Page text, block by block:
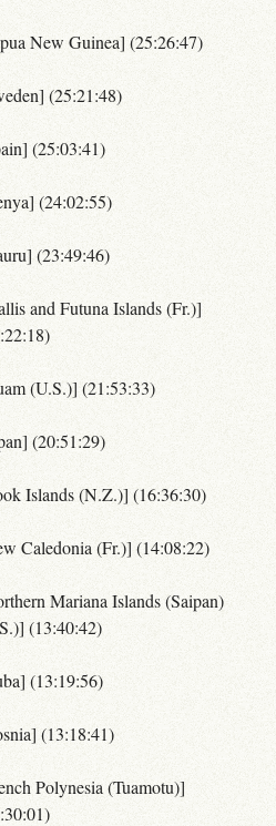
New Guinea] (25:26:47)
(25:21:48)
(25:03:41)
(24:02:55)
(23:49:46)
and Futuna Islands (Fr.)]
(U.S.)] (21:53:33)
(20:51:29)
Islands (N.Z.)] (16:36:30)
Caledonia (Fr.)] (14:08:22)
Mariana Islands (Saipan)
(13:40:42)
(13:19:56)
(13:18:41)
Polynesia (Tuamotu)]